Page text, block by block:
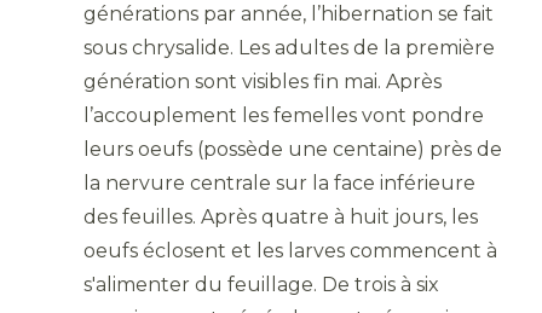
générations par année, l’hibernation se fait
sous chrysalide. Les adultes de la première
génération sont visibles fin mai. Après
l’accouplement les femelles vont pondre
leurs oeufs (possède une centaine) près de
la nervure centrale sur la face inférieure
des feuilles. Après quatre à huit jours, les
oeufs éclosent et les larves commencent à
s'alimenter du feuillage. De trois à six